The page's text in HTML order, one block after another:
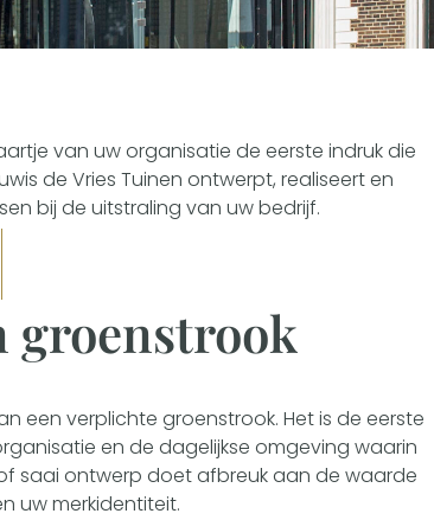
van uw organisatie de eerste indruk die
de Vries Tuinen ontwerpt, realiseert en
bij de uitstraling van uw bedrijf.
groenstrook
een verplichte groenstrook. Het is de eerste
en de dagelijkse omgeving waarin
saai ontwerp doet afbreuk aan de waarde
uw merkidentiteit.